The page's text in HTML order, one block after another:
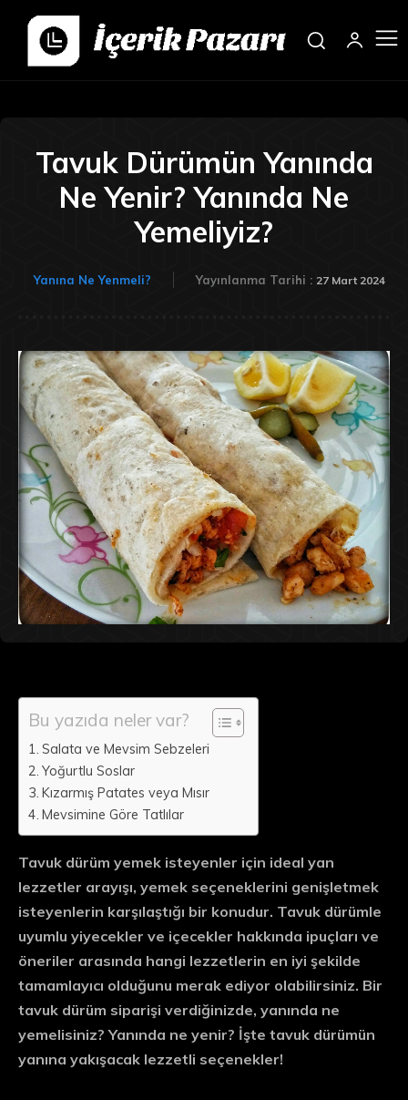
Tavuk Dürümün Yanında
Ne Yenir? Yanında Ne
Yemeliyiz?
Yanına Ne Yenmeli? Yayınlanma Tarihi : 27 Mart 2024
Bu yazıda neler var?
Salata ve Mevsim Sebzeleri
Yoğurtlu Soslar
Kızarmış Patates veya Mısır
Mevsimine Göre Tatlılar
Tavuk dürüm yemek isteyenler için ideal yan
lezzetler arayışı, yemek seçeneklerini genişletmek
isteyenlerin karşılaştığı bir konudur. Tavuk dürümle
uyumlu yiyecekler ve içecekler hakkında ipuçları ve
öneriler arasında hangi lezzetlerin en iyi şekilde
tamamlayıcı olduğunu merak ediyor olabilirsiniz. Bir
tavuk dürüm siparişi verdiğinizde, yanında ne
yemelisiniz? Yanında ne yenir? İşte tavuk dürümün
yanına yakışacak lezzetli seçenekler!